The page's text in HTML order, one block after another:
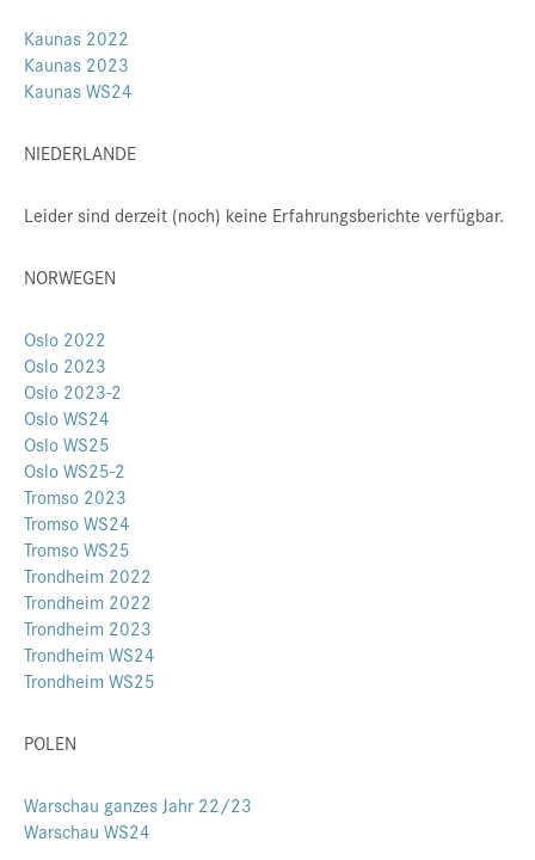
Kaunas 2022
Kaunas 2023
Kaunas WS24
NIEDERLANDE
Leider sind derzeit (noch) keine Erfahrungsberichte verfügbar.
NORWEGEN
Oslo 2022
Oslo 2023
Oslo 2023-2
Oslo WS24
Oslo WS25
Oslo WS25-2
Tromso 2023
Tromso WS24
Tromso WS25
Trondheim 2022
Trondheim 2022
Trondheim 2023
Trondheim WS24
Trondheim WS25
POLEN
Warschau ganzes Jahr 22/23
Warschau WS24